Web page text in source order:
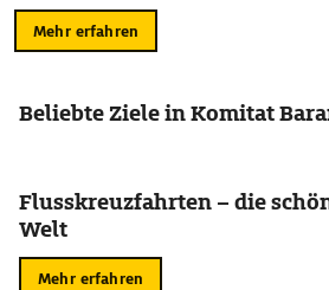
Mehr erfahren
Beliebte Ziele in Komitat
Flusskreuzfahrten – die
Welt
Mehr erfahren